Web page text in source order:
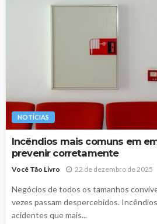
NOTÍCIAS
Incêndios mais comuns em
prevenir corretamente
Você Tão Livro 22 de dezembro de 2025
Negócios de todos os tamanhos
vezes passam despercebidos.
acidentes que mais...